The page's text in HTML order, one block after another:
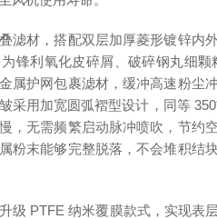
滤材，搭配双层加厚菱形镀锌内
锋利氧化皮碎屑、破碎钢丸细
属护网包裹滤材，缓冲高速粉尘
采用加宽圆弧褶型设计，同等
，无需频繁启动脉冲喷吹，节约
粉末能够完整脱落，不会堆积结
级 PTFE 纳米覆膜款式，实现表